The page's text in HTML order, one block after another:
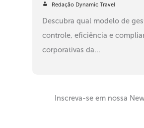
Redação Dynamic Travel
Descubra qual modelo de
controle, eficiência e
corporativas da...
Inscreva-se em nossa